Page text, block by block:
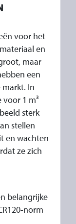
voor het
en
maar
een
In
voor 1 m³
sterk
stellen
en wachten
ze zich
belangrijke
norm